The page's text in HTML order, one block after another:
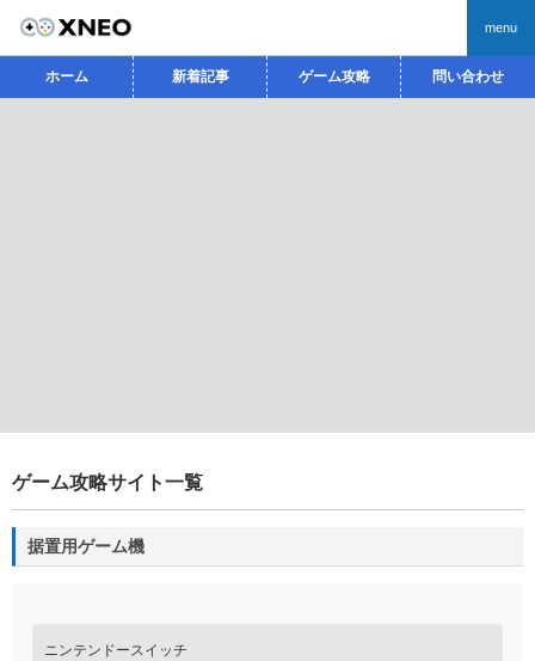
menu
ホーム 新着記事 ゲーム攻略 問い合わせ
ゲーム攻略サイト一覧
据置用ゲーム機
ニンテンドースイッチ